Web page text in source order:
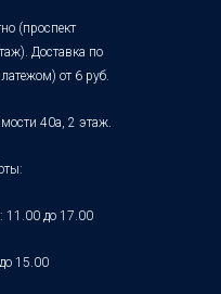
(проспект
Доставка по
от 6 руб.
40а, 2 этаж.
11.00 до 17.00
15.00